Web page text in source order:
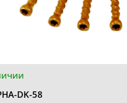
DK-58